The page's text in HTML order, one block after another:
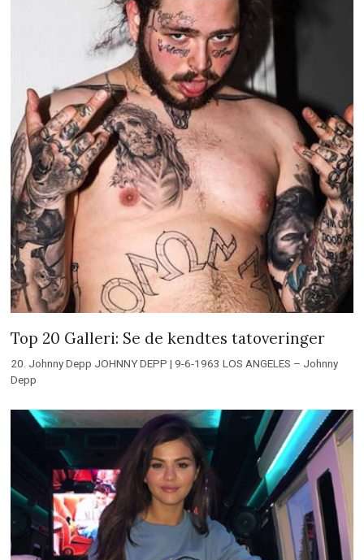
Top 20 Galleri: Se de kendtes tatoveringer
20. Johnny Depp JOHNNY DEPP | 9-6-1963 LOS ANGELES – Johnny
Depp